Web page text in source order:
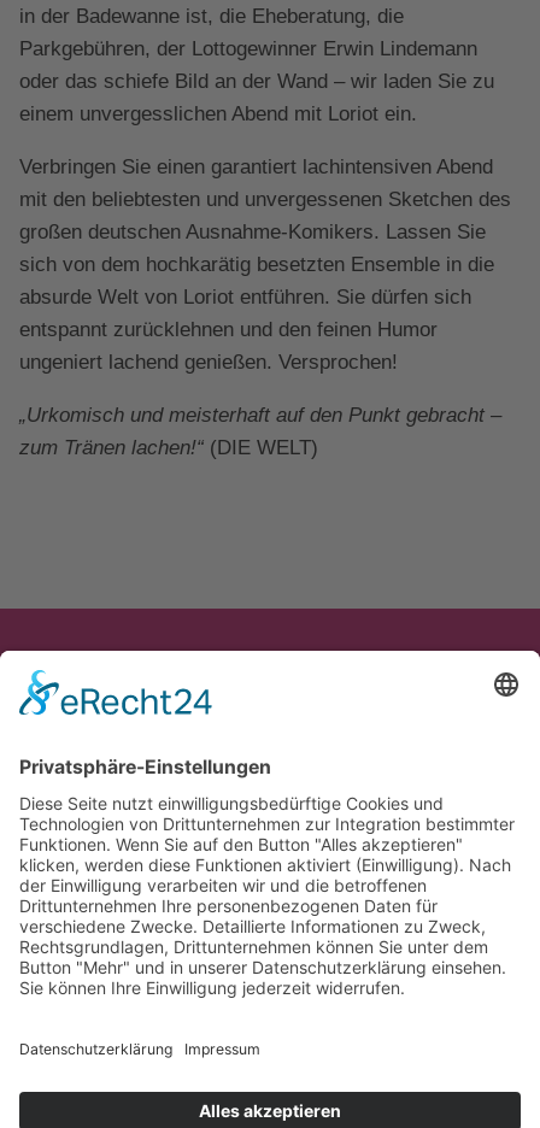
in der Badewanne ist, die Eheberatung, die
Parkgebühren, der Lottogewinner Erwin Lindemann
oder das schiefe Bild an der Wand – wir laden Sie zu
einem unvergesslichen Abend mit Loriot ein.
Verbringen Sie einen garantiert lachintensiven Abend
mit den beliebtesten und unvergessenen Sketchen des
großen deutschen Ausnahme-Komikers. Lassen Sie
sich von dem hochkarätig besetzten Ensemble in die
absurde Welt von Loriot entführen. Sie dürfen sich
entspannt zurücklehnen und den feinen Humor
ungeniert lachend genießen. Versprochen!
„Urkomisch und meisterhaft auf den Punkt gebracht –
zum Tränen lachen!“ (DIE WELT)
NEW Box
Am Nordpark 299
41069 Mönchengladbach
anfrage@new-box.de
FAQ
Kontakt
Instagram
Facebook